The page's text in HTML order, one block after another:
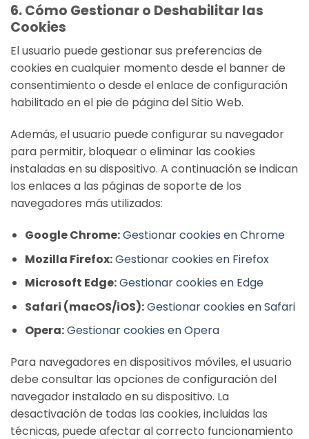
6. Cómo Gestionar o Deshabilitar las
Cookies
El usuario puede gestionar sus preferencias de
cookies en cualquier momento desde el banner de
consentimiento o desde el enlace de configuración
habilitado en el pie de página del Sitio Web.
Además, el usuario puede configurar su navegador
para permitir, bloquear o eliminar las cookies
instaladas en su dispositivo. A continuación se indican
los enlaces a las páginas de soporte de los
navegadores más utilizados:
Google Chrome:Gestionar cookies en Chrome
Mozilla Firefox:Gestionar cookies en Firefox
Microsoft Edge:Gestionar cookies en Edge
Safari (macOS/iOS):Gestionar cookies en Safari
Opera:Gestionar cookies en Opera
Para navegadores en dispositivos móviles, el usuario
debe consultar las opciones de configuración del
navegador instalado en su dispositivo. La
desactivación de todas las cookies, incluidas las
técnicas, puede afectar al correcto funcionamiento